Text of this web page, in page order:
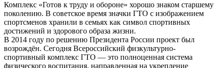
Комплекс «Готов к труду и обороне» хорошо знаком старшему
поколению. В советское время значки ГТО с изображением
спортсменов хранили в семьях как символ спортивных
достижений и здорового образа жизни.
В 2014 году по решению Президента России проект был
возрождён. Сегодня Всероссийский физкультурно-
спортивный комплекс ГТО — это полноценная система
физического воспитания, направленная на укрепление